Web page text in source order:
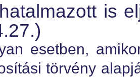
is
esetben,
törvény